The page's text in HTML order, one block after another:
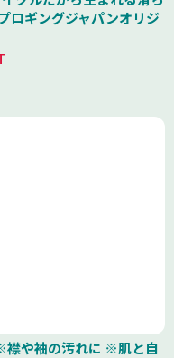
ギングジャパンオリジ
襟や袖の汚れに ※肌と自